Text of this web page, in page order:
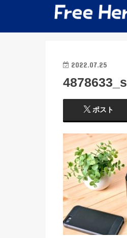
2022.07.25
4878633_s
ポスト